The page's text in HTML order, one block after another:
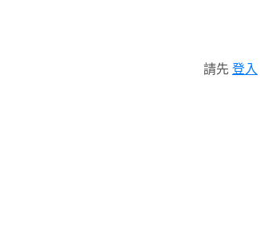
請先 登入